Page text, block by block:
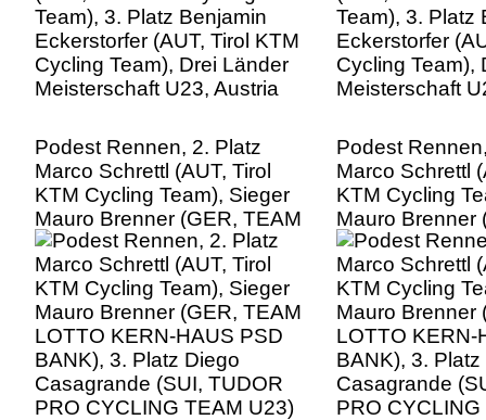
Podest Rennen, 2. Platz
Marco Schrettl (AUT, Tirol
KTM Cycling Team), Sieger
Mauro Brenner (GER, TEAM
LOTTO KERN-HAUS PSD
BANK), 3. Platz Diego
Casagrande (SUI, TUDOR
PRO CYCLING TEAM U23)
Drei Länder Meisterschaft
U23, Austria
Podest
Marco Schrettl
KTM Cycling
Mauro Brenner
LOTTO KERN-
BANK), 3.
Casagrande
PRO
Drei Länder
U23, Austria